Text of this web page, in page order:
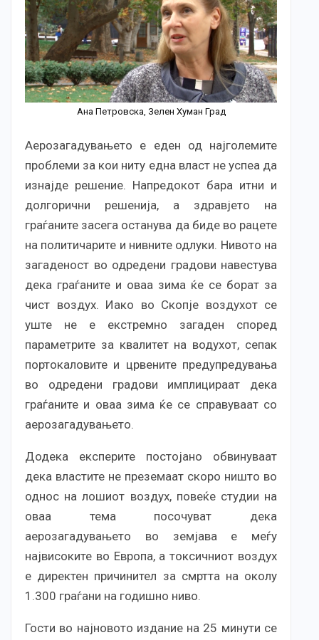
Ана Петровска, Зелен Хуман Град
Аерозагадувањето е еден од најголемите
проблеми за кои ниту една власт не успеа да
изнајде решение. Напредокот бара итни и
долгорични решенија, а здравјето на
граѓаните засега останува да биде во рацете
на политичарите и нивните одлуки. Нивото на
загаденост во одредени градови навестува
дека граѓаните и оваа зима ќе се борат за
чист воздух. Иако во Скопје воздухот се
уште не е екстремно загаден според
параметрите за квалитет на водухот, сепак
портокаловите и црвените предупредувања
во одредени градови имплицираат дека
граѓаните и оваа зима ќе се справуваат со
аерозагадувањето.
Додека експерите постојано обвинуваат
дека властите не преземаат скоро ништо во
однос на лошиот воздух, повеќе студии на
оваа тема посочуват дека
аерозагадувањето во земјава е меѓу
највисоките во Европа, а токсичниот воздух
е директен причинител за смртта на околу
1.300 граѓани на годишно ниво.
Гости во најновото издание на 25 минути се